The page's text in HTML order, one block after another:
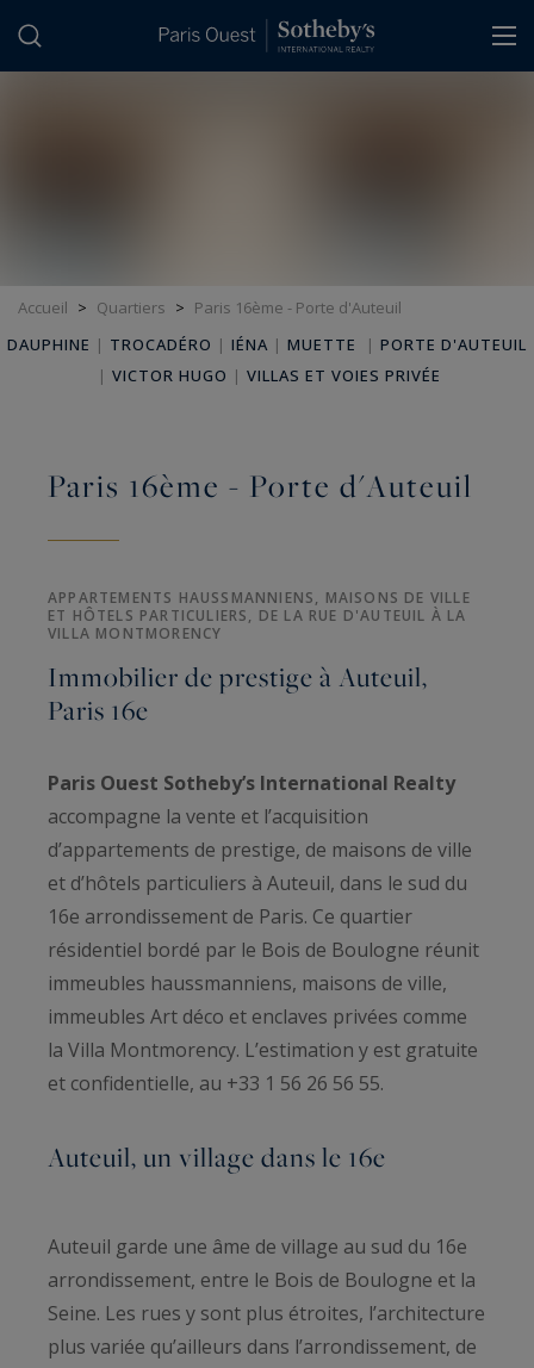
Accueil > Quartiers > Paris 16ème - Porte d'Auteuil
DAUPHINE | TROCADÉRO | IÉNA | MUETTE | PORTE D'AUTEUIL
| VICTOR HUGO | VILLAS ET VOIES PRIVÉE
Paris 16ème - Porte d'Auteuil
APPARTEMENTS HAUSSMANNIENS, MAISONS DE VILLE
ET HÔTELS PARTICULIERS, DE LA RUE D'AUTEUIL À LA
VILLA MONTMORENCY
Immobilier de prestige à Auteuil,
Paris 16e
Paris Ouest Sotheby’s International Realty
accompagne la vente et l’acquisition
d’appartements de prestige, de maisons de ville
et d’hôtels particuliers à Auteuil, dans le sud du
16e arrondissement de Paris. Ce quartier
résidentiel bordé par le Bois de Boulogne réunit
immeubles haussmanniens, maisons de ville,
immeubles Art déco et enclaves privées comme
la Villa Montmorency. L’estimation y est gratuite
et confidentielle, au +33 1 56 26 56 55.
Auteuil, un village dans le 16e
Auteuil garde une âme de village au sud du 16e
arrondissement, entre le Bois de Boulogne et la
Seine. Les rues y sont plus étroites, l’architecture
plus variée qu’ailleurs dans l’arrondissement, de